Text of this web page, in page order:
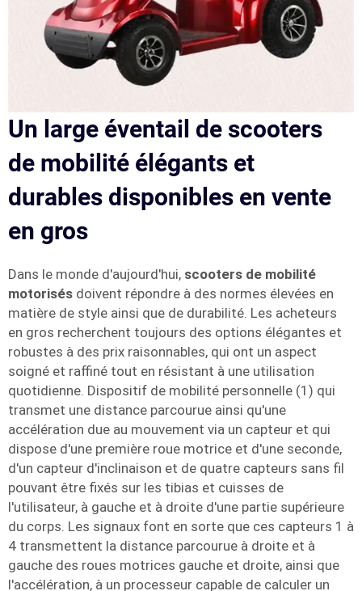
Un large éventail de scooters
de mobilité élégants et
durables disponibles en vente
en gros
Dans le monde d'aujourd'hui, scooters de mobilité
motorisés doivent répondre à des normes élevées en
matière de style ainsi que de durabilité. Les acheteurs
en gros recherchent toujours des options élégantes et
robustes à des prix raisonnables, qui ont un aspect
soigné et raffiné tout en résistant à une utilisation
quotidienne. Dispositif de mobilité personnelle (1) qui
transmet une distance parcourue ainsi qu'une
accélération due au mouvement via un capteur et qui
dispose d'une première roue motrice et d'une seconde,
d'un capteur d'inclinaison et de quatre capteurs sans fil
pouvant être fixés sur les tibias et cuisses de
l'utilisateur, à gauche et à droite d'une partie supérieure
du corps. Les signaux font en sorte que ces capteurs 1 à
4 transmettent la distance parcourue à droite et à
gauche des roues motrices gauche et droite, ainsi que
l'accélération, à un processeur capable de calculer un